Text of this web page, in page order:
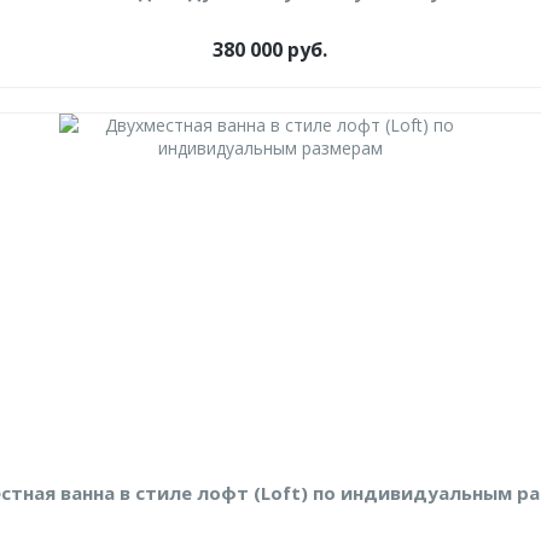
380 000 руб.
ванна в стиле лофт (Loft) по индивидуальным